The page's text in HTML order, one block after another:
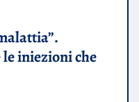
iniezioni che